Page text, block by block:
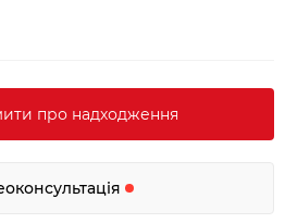
про надходження